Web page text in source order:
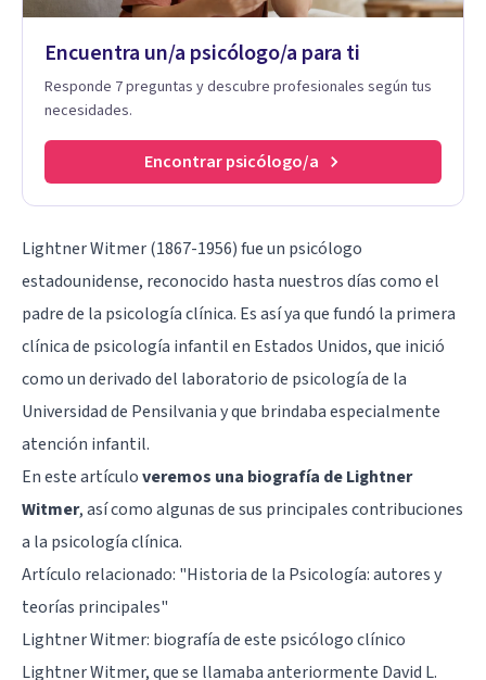
Encuentra un/a psicólogo/a para ti
Responde 7 preguntas y descubre profesionales según tus
necesidades.
Encontrar psicólogo/a
Lightner Witmer (1867-1956) fue un psicólogo
estadounidense, reconocido hasta nuestros días como el
padre de la psicología clínica. Es así ya que fundó la primera
clínica de psicología infantil en Estados Unidos, que inició
como un derivado del laboratorio de psicología de la
Universidad de Pensilvania y que brindaba especialmente
atención infantil.
En este artículoveremos una biografía de Lightner
Witmer, así como algunas de sus principales contribuciones
a la psicología clínica.
Artículo relacionado: "Historia de la Psicología: autores y
teorías principales"
Lightner Witmer: biografía de este psicólogo clínico
Lightner Witmer, que se llamaba anteriormente David L.